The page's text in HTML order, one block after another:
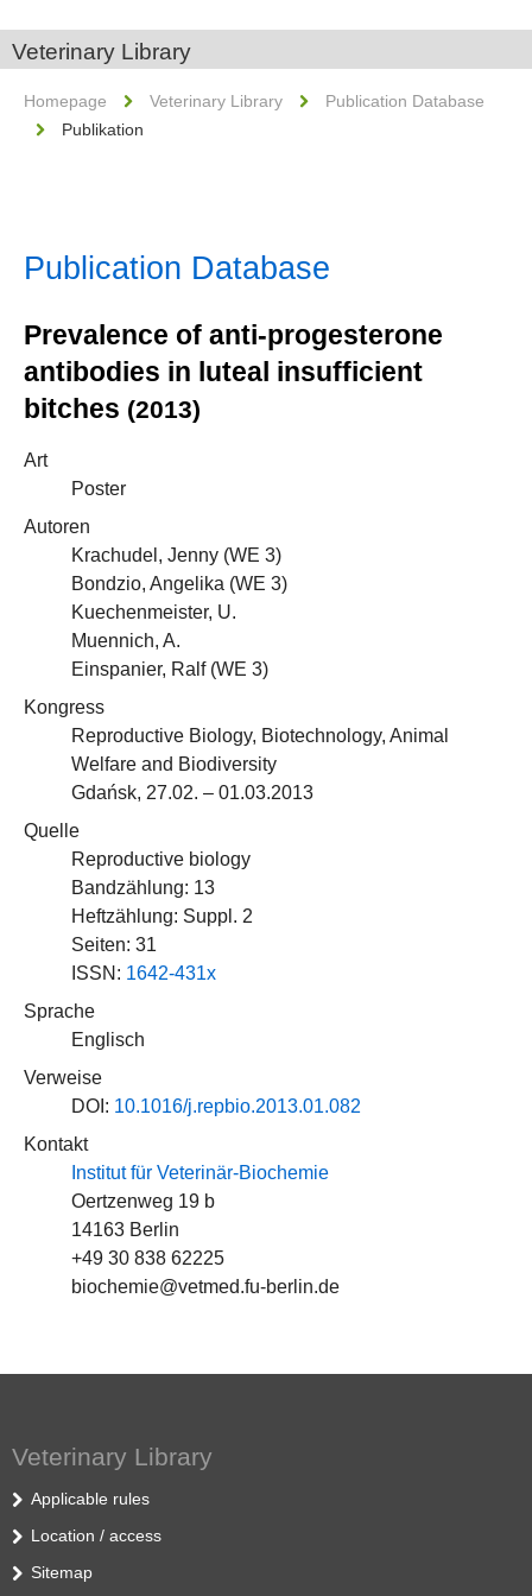
Veterinary Library
Homepage Veterinary Library
Publication Database
Publikation
Publication Database
Prevalence of anti-progesterone
antibodies in luteal insufficient
bitches (2013)
Art
Poster
Autoren
Krachudel, Jenny (WE 3)
Bondzio, Angelika (WE 3)
Kuechenmeister, U.
Muennich, A.
Einspanier, Ralf (WE 3)
Kongress
Reproductive Biology, Biotechnology, Animal
Welfare and Biodiversity
Gdańsk, 27.02. – 01.03.2013
Quelle
Reproductive biology
Bandzählung: 13
Heftzählung: Suppl. 2
Seiten: 31
ISSN: 1642-431x
Sprache
Englisch
Verweise
DOI: 10.1016/j.repbio.2013.01.082
Kontakt
Institut für Veterinär-Biochemie
Oertzenweg 19 b
14163 Berlin
+49 30 838 62225
biochemie@vetmed.fu-berlin.de
Veterinary Library
Applicable rules
Location / access
Sitemap